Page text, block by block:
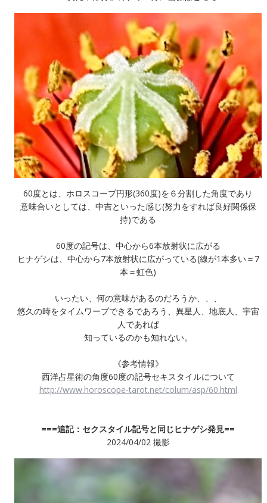
60度とは、ホロスコープ円形(360度)を６分割した角度であり
意味合いとしては、中吉といった感じ(努力をすれば良好関係保
持)である
60度の記号は、中心から6本放射状に広がる
ヒナゲシは、中心から7本放射状に広がっている(線が1本多い＝7
本＝虹色)
いったい、何の意味があるのだろうか、、、
悠久の時をタイムワープできるであろう、異星人、地底人、宇宙
人であれば
知っているのかも知れない。
《参考情報》
西洋占星術の角度60度の記号セキスタイルについて
http://www.horoscope-tarot.net/colum/asp/60.html
===追記：セクスタイル記号と同じヒナゲシ発見==
2024/04/02 撮影